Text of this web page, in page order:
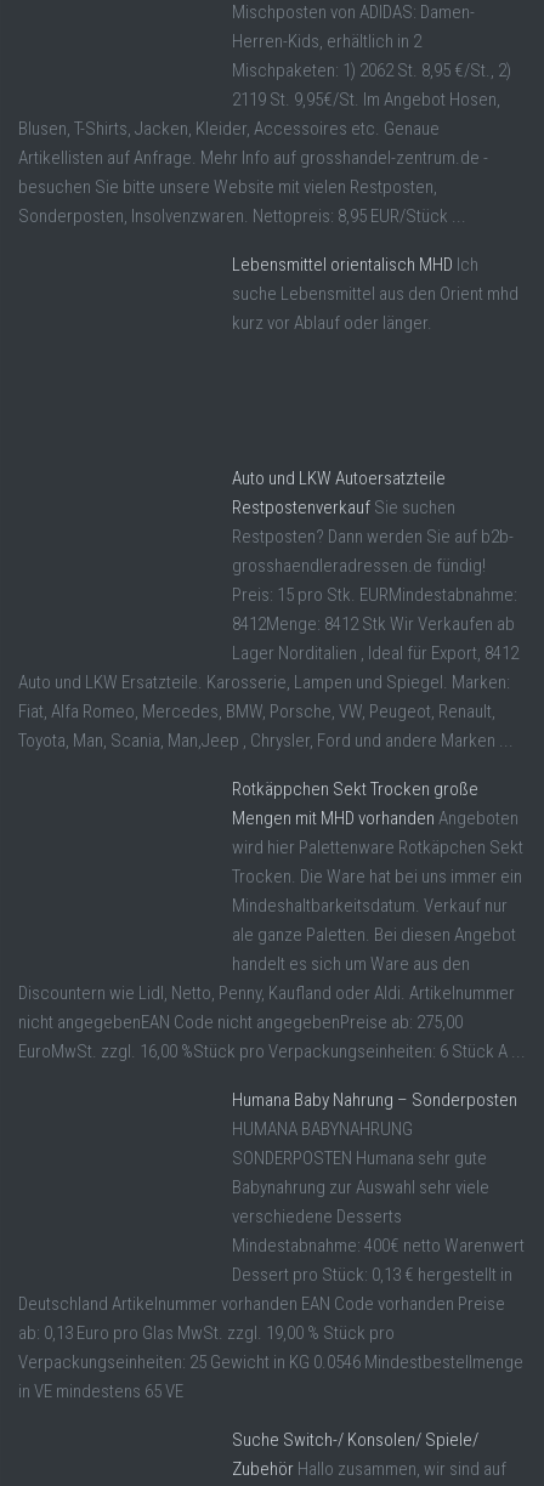
Mischposten von ADIDAS: Damen-
Herren-Kids, erhältlich in 2
Mischpaketen: 1) 2062 St. 8,95 €/St., 2)
2119 St. 9,95€/St. Im Angebot Hosen,
Blusen, T-Shirts, Jacken, Kleider, Accessoires etc. Genaue
Artikellisten auf Anfrage. Mehr Info auf grosshandel-zentrum.de -
besuchen Sie bitte unsere Website mit vielen Restposten,
Sonderposten, Insolvenzwaren. Nettopreis: 8,95 EUR/Stück ...
Lebensmittel orientalisch MHD Ich
suche Lebensmittel aus den Orient mhd
kurz vor Ablauf oder länger.
Auto und LKW Autoersatzteile
Restpostenverkauf Sie suchen
Restposten? Dann werden Sie auf b2b-
grosshaendleradressen.de fündig!
Preis: 15 pro Stk. EURMindestabnahme:
8412Menge: 8412 Stk Wir Verkaufen ab
Lager Norditalien , Ideal für Export, 8412
Auto und LKW Ersatzteile. Karosserie, Lampen und Spiegel. Marken:
Fiat, Alfa Romeo, Mercedes, BMW, Porsche, VW, Peugeot, Renault,
Toyota, Man, Scania, Man,Jeep , Chrysler, Ford und andere Marken ...
Rotkäppchen Sekt Trocken große
Mengen mit MHD vorhanden Angeboten
wird hier Palettenware Rotkäpchen Sekt
Trocken. Die Ware hat bei uns immer ein
Mindeshaltbarkeitsdatum. Verkauf nur
ale ganze Paletten. Bei diesen Angebot
handelt es sich um Ware aus den
Discountern wie Lidl, Netto, Penny, Kaufland oder Aldi. Artikelnummer
nicht angegebenEAN Code nicht angegebenPreise ab: 275,00
EuroMwSt. zzgl. 16,00 %Stück pro Verpackungseinheiten: 6 Stück A ...
Humana Baby Nahrung – Sonderposten
HUMANA BABYNAHRUNG
SONDERPOSTEN Humana sehr gute
Babynahrung zur Auswahl sehr viele
verschiedene Desserts
Mindestabnahme: 400€ netto Warenwert
Dessert pro Stück: 0,13 € hergestellt in
Deutschland Artikelnummer vorhanden EAN Code vorhanden Preise
ab: 0,13 Euro pro Glas MwSt. zzgl. 19,00 % Stück pro
Verpackungseinheiten: 25 Gewicht in KG 0.0546 Mindestbestellmenge
in VE mindestens 65 VE
Suche Switch-/ Konsolen/ Spiele/
Zubehör Hallo zusammen, wir sind auf